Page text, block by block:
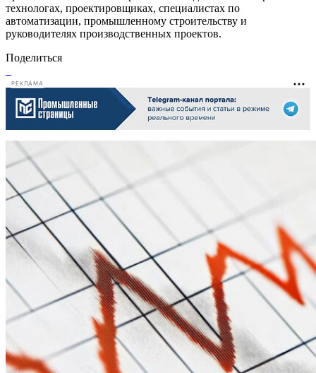
технологах, проектировщиках, специалистах по
автоматизации, промышленному строительству и
руководителях производственных проектов.
Поделиться
РЕКЛАМА